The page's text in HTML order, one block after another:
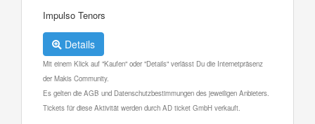
Impulso Tenors
Details
Mit einem Klick auf "Kaufen" oder "Details" verlässt Du die Internetpräsenz
der Makis Community.
Es gelten die AGB und Datenschutzbestimmungen des jeweiligen Anbieters.
Tickets für diese Aktivität werden durch AD ticket GmbH verkauft.